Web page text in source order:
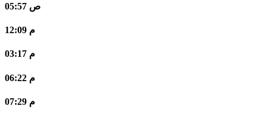
05:57 ص
12:09 م
03:17 م
06:22 م
07:29 م